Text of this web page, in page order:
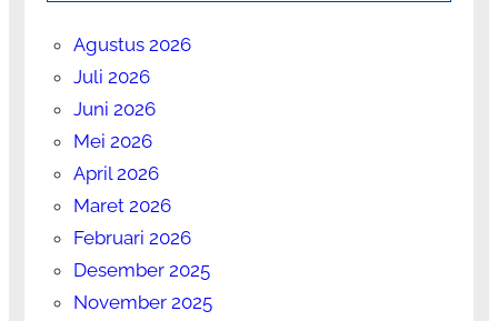
Agustus 2026
Juli 2026
Juni 2026
Mei 2026
April 2026
Maret 2026
Februari 2026
Desember 2025
November 2025